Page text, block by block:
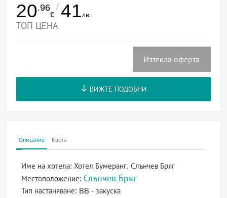
20.96
€
/ 41лв.
ТОП ЦЕНА
Изтекла оферта
ВИЖТЕ ПОДОБНИ
Описание Карта
Име на хотела: Хотел Бумеранг, Слънчев Бряг
Местоположение: Слънчев Бряг
Тип настаняване: BB - закуска